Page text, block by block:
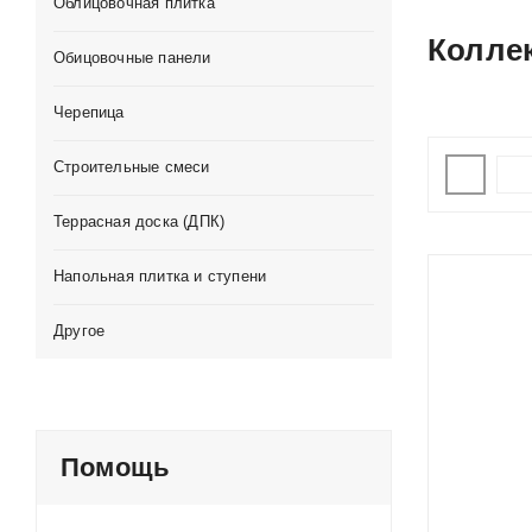
Обицовочные панели
Черепица
Строительные смеси
Террасная доска (ДПК)
Напольная плитка и ступени
Другое
Помощь